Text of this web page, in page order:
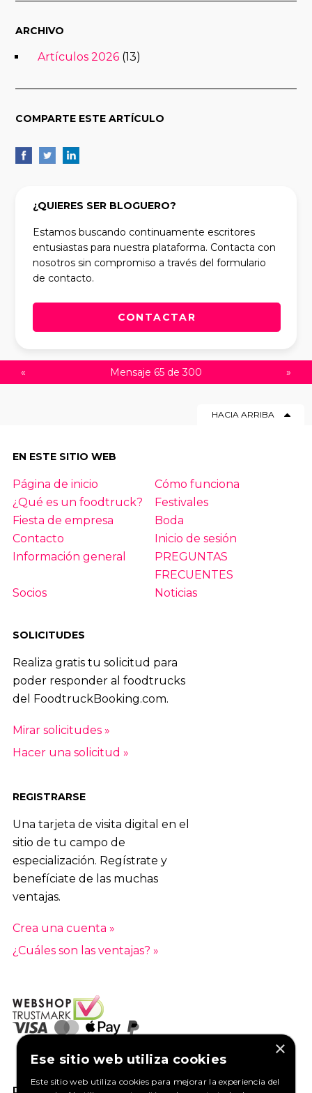
ARCHIVO
Artículos 2026 (13)
COMPARTE ESTE ARTÍCULO
¿QUIERES SER BLOGUERO?
Estamos buscando continuamente escritores
entusiastas para nuestra plataforma. Contacta con
nosotros sin compromiso a través del formulario
de contacto.
CONTACTAR
« Mensaje 65 de 300 »
HACIA ARRIBA
EN ESTE SITIO WEB
Página de inicio
Cómo funciona
¿Qué es un foodtruck?
Festivales
Fiesta de empresa
Boda
Contacto
Inicio de sesión
Información general
PREGUNTAS
FRECUENTES
Socios
Noticias
SOLICITUDES
Realiza gratis tu solicitud para
poder responder al foodtrucks
del FoodtruckBooking.com.
Mirar solicitudes »
Hacer una solicitud »
REGISTRARSE
Una tarjeta de visita digital en el
sitio de tu campo de
especialización. Regístrate y
benefíciate de las muchas
ventajas.
Crea una cuenta »
¿Cuáles son las ventajas? »
DANOS UN ME GUSTA EN FACEBOOK
×
Ese sitio web utiliza cookies
Este sitio web utiliza cookies para mejorar la experiencia del